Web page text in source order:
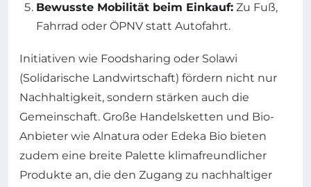
Bewusste Mobilität beim Einkauf: Zu Fuß,
Fahrrad oder ÖPNV statt Autofahrt.
Initiativen wie Foodsharing oder Solawi
(Solidarische Landwirtschaft) fördern nicht nur
Nachhaltigkeit, sondern stärken auch die
Gemeinschaft. Große Handelsketten und Bio-
Anbieter wie Alnatura oder Edeka Bio bieten
zudem eine breite Palette klimafreundlicher
Produkte an, die den Zugang zu nachhaltiger